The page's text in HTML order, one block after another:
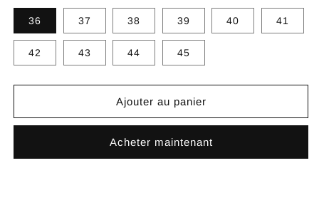
36 37 38 39 40 41
42 43 44 45
Ajouter au panier
Acheter maintenant